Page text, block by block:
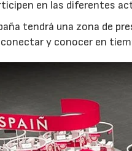
en las diferentes
tendrá una zona de
y conocer en